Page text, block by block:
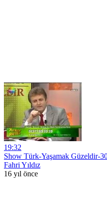
19:32
Show Türk-Yaşamak Güzeldir-
Fahri Yıldız
16 yıl önce